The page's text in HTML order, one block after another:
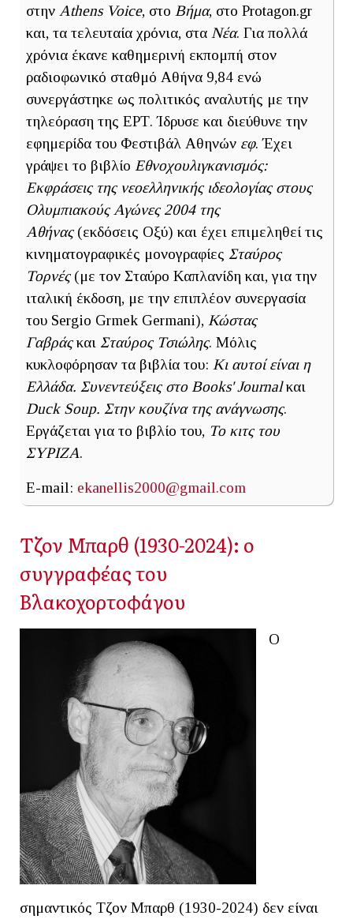
στην Athens Voice, στο Βήμα, στο Protagon.gr
και, τα τελευταία χρόνια, στα Νέα. Για πολλά
χρόνια έκανε καθημερινή εκπομπή στον
ραδιοφωνικό σταθμό Αθήνα 9,84 ενώ
συνεργάστηκε ως πολιτικός αναλυτής με την
τηλεόραση της ΕΡΤ. Ίδρυσε και διεύθυνε την
εφημερίδα του Φεστιβάλ Αθηνών εφ. Έχει
γράψει το βιβλίο Εθνοχουλιγκανισμός:
Εκφράσεις της νεοελληνικής ιδεολογίας στους
Ολυμπιακούς Αγώνες 2004 της
Αθήνας(εκδόσεις Οξύ) και έχει επιμεληθεί τις
κινηματογραφικές μονογραφίες Σταύρος
Τορνές(με τον Σταύρο Καπλανίδη και, για την
ιταλική έκδοση, με την επιπλέον συνεργασία
του Sergio Grmek Germani), Κώστας
Γαβράςκαι Σταύρος Τσιώλης. Μόλις
κυκλοφόρησαν τα βιβλία του: Κι αυτοί είναι η
Ελλάδα. Συνεντεύξεις στο Books' Journalκαι
Duck Soup. Στην κουζίνα της ανάγνωσης.
Εργάζεται για το βιβλίο του, Το κιτς του
ΣΥΡΙΖΑ.
E-mail: ekanellis2000@gmail.com
Τζον Μπαρθ (1930-2024): ο
συγγραφέας του
Βλακοχορτοφάγου
Ο
σημαντικός Τζον Μπαρθ (1930-2024) δεν είναι